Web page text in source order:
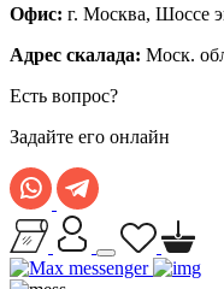
Офис: г. Москва, Шоссе
Адрес скалада: Моск.
Есть вопрос?
Задайте его онлайн